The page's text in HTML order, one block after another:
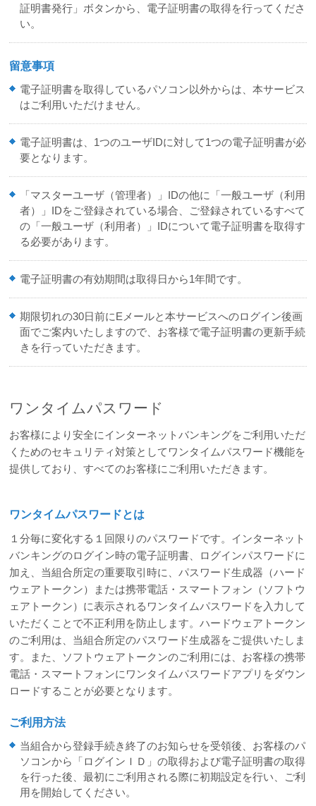
証明書発行」ボタンから、電子証明書の取得を行ってくださ
い。
留意事項
電子証明書を取得しているパソコン以外からは、本サービス
はご利用いただけません。
電子証明書は、1つのユーザIDに対して1つの電子証明書が必
要となります。
「マスターユーザ（管理者）」IDの他に「一般ユーザ（利用
者）」IDをご登録されている場合、ご登録されているすべて
の「一般ユーザ（利用者）」IDについて電子証明書を取得す
る必要があります。
電子証明書の有効期間は取得日から1年間です。
期限切れの30日前にEメールと本サービスへのログイン後画
面でご案内いたしますので、お客様で電子証明書の更新手続
きを行っていただきます。
ワンタイムパスワード
お客様により安全にインターネットバンキングをご利用いただ
くためのセキュリティ対策としてワンタイムパスワード機能を
提供しており、すべてのお客様にご利用いただきます。
ワンタイムパスワードとは
１分毎に変化する１回限りのパスワードです。インターネット
バンキングのログイン時の電子証明書、ログインパスワードに
加え、当組合所定の重要取引時に、パスワード生成器（ハード
ウェアトークン）または携帯電話・スマートフォン（ソフトウ
ェアトークン）に表示されるワンタイムパスワードを入力して
いただくことで不正利用を防止します。ハードウェアトークン
のご利用は、当組合所定のパスワード生成器をご提供いたしま
す。また、ソフトウェアトークンのご利用には、お客様の携帯
電話・スマートフォンにワンタイムパスワードアプリをダウン
ロードすることが必要となります。
ご利用方法
当組合から登録手続き終了のお知らせを受領後、お客様のパ
ソコンから「ログインＩＤ」の取得および電子証明書の取得
を行った後、最初にご利用される際に初期設定を行い、ご利
用を開始してください。